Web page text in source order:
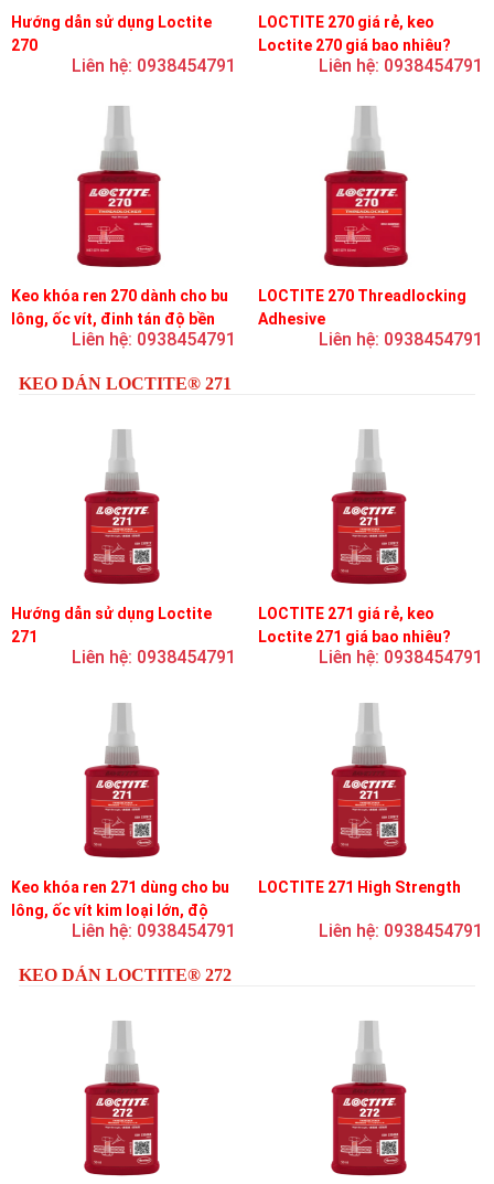
Hướng dẫn sử dụng Loctite
270
Liên hệ: 0938454791
LOCTITE 270 giá rẻ, keo
Loctite 270 giá bao nhiêu?
Liên hệ: 0938454791
Keo khóa ren 270 dành cho bu
lông, ốc vít, đinh tán độ bền
cao, khóa vĩnh viễn
Liên hệ: 0938454791
LOCTITE 270 Threadlocking
Adhesive
Liên hệ: 0938454791
KEO DÁN LOCTITE® 271
Hướng dẫn sử dụng Loctite
271
Liên hệ: 0938454791
LOCTITE 271 giá rẻ, keo
Loctite 271 giá bao nhiêu?
Liên hệ: 0938454791
Keo khóa ren 271 dùng cho bu
lông, ốc vít kim loại lớn, độ
nhớt thấp, độ bền cao
Liên hệ: 0938454791
LOCTITE 271 High Strength
Liên hệ: 0938454791
KEO DÁN LOCTITE® 272